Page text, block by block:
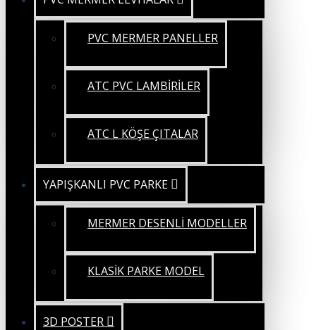
PVC MERMER PANELLER
ATC PVC LAMBİRİLER
ATC L KÖŞE ÇITALAR
YAPIŞKANLI PVC PARKE
MERMER DESENLİ MODELLER
KLASİK PARKE MODEL
3D POSTER